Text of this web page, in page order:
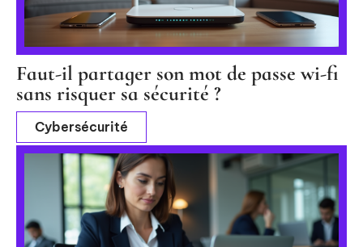
Faut-il partager son mot de passe wi-fi
sans risquer sa sécurité ?
Cybersécurité